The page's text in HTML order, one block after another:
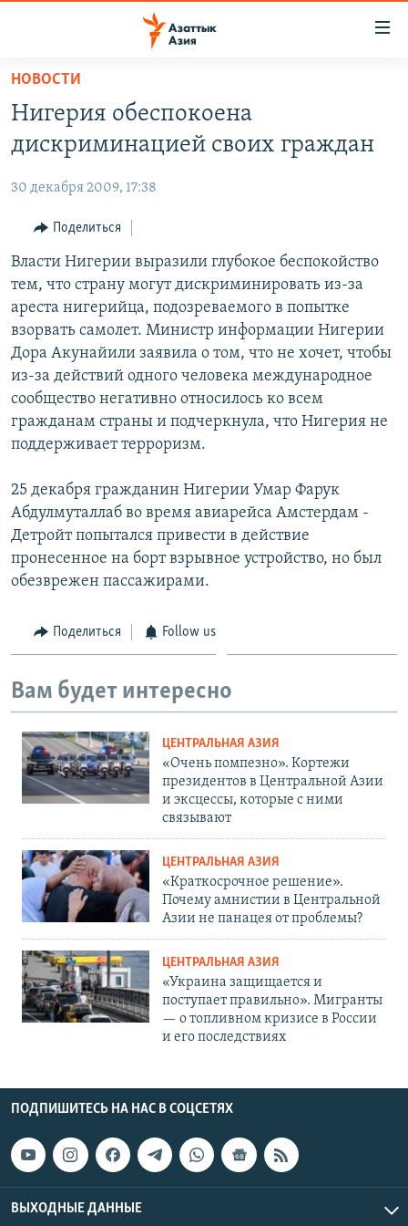
Вернуться
основному
содержанию
Вернутся
навигации
Вернутся
поиску
ЦЕНТРАЛЬНАЯ АЗИЯ
КАЗАХСТАН
УЗБЕКИСТАН
ТАДЖИКИСТАН
НОВОСТИ
ВОЙНА В УКРАИНЕ
НА ДРУГИХ ЯЗЫКАХ
ҚАЗАҚША
КЫРГЫЗЧА
ЎЗБЕКЧА
ТОҶИКӢ
TÜRKMENÇE
Все сайты РСЕ/РС
НОВОСТИ
Нигерия обеспокоена
дискриминацией своих граждан
30 декабря 2009, 17:38
Поделиться
Власти Нигерии выразили глубокое беспокойство
тем, что страну могут дискриминировать из-за
ареста нигерийца, подозреваемого в попытке
взорвать самолет. Министр информации Нигерии
Дора Акунайили заявила о том, что не хочет, чтобы
из-за действий одного человека международное
сообщество негативно относилось ко всем
гражданам страны и подчеркнула, что Нигерия не
поддерживает терроризм.
25 декабря гражданин Нигерии Умар Фарук
Абдулмуталлаб во время авиарейса Амстердам -
Детройт попытался привести в действие
пронесенное на борт взрывное устройство, но был
обезврежен пассажирами.
Поделиться Follow us
Вам будет интересно
ЦЕНТРАЛЬНАЯ АЗИЯ
«Очень помпезно». Кортежи
президентов в Центральной Азии
и эксцессы, которые с ними
связывают
ЦЕНТРАЛЬНАЯ АЗИЯ
«Краткосрочное решение».
Почему амнистии в Центральной
Азии не панацея от проблемы?
ЦЕНТРАЛЬНАЯ АЗИЯ
«Украина защищается и
поступает правильно». Мигранты
— о топливном кризисе в России
и его последствиях
ПОДПИШИТЕСЬ НА НАС В СОЦСЕТЯХ
ВЫХОДНЫЕ ДАННЫЕ